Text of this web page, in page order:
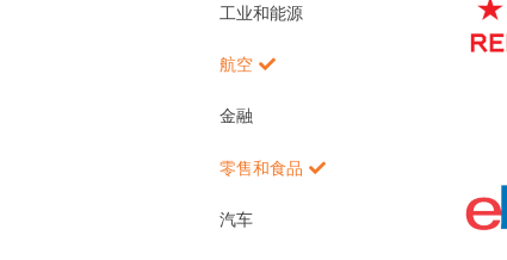
工业和能源
航空
金融
零售和食品
汽车